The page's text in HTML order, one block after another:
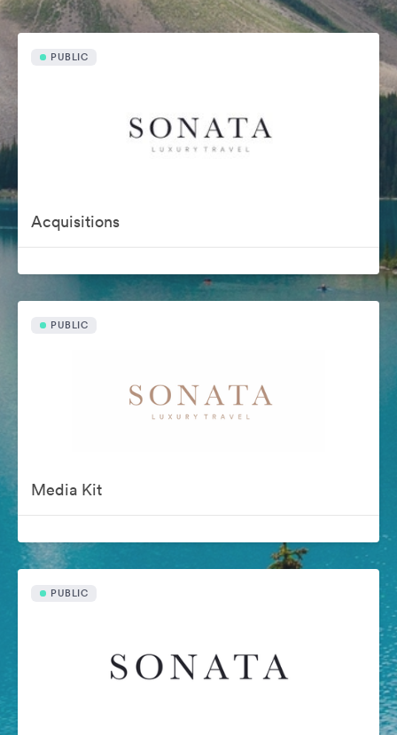
PUBLIC
Acquisitions
PUBLIC
Media Kit
PUBLIC